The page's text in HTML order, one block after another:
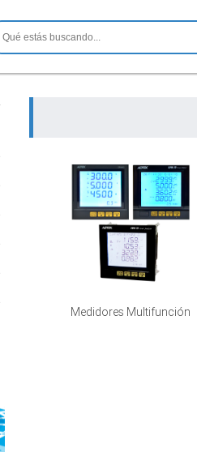
Medidores Multifunción